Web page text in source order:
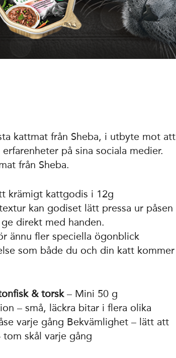
kattmat från Sheba, i utbyte mot att
på sina sociala medier.
från Sheba.
krämigt kattgodis i 12g
kan godiset lätt pressa ur påsen
direkt med handen.
ännu fler speciella ögonblick
som både du och din katt kommer
& torsk– Mini 50 g
– små, läckra bitar i flera olika
varje gång Bekvämlighet – lätt att
skål varje gång